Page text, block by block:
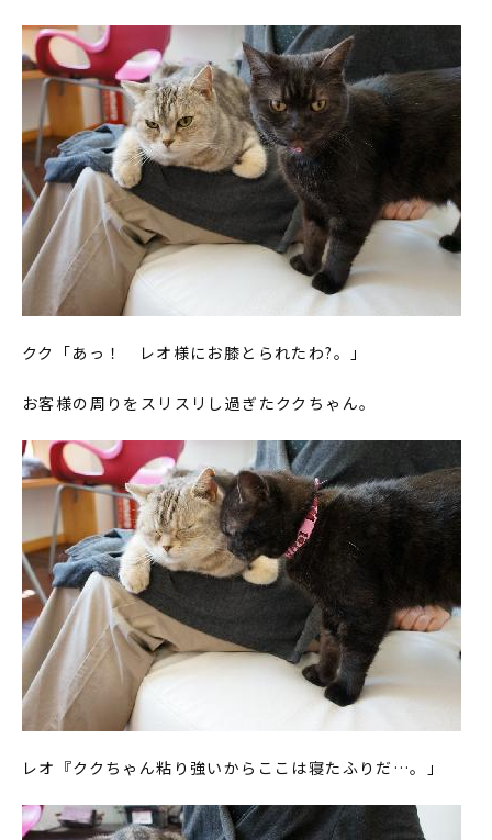
クク「あっ！ レオ様にお膝とられたわ?。」
お客様の周りをスリスリし過ぎたククちゃん。
レオ『ククちゃん粘り強いからここは寝たふりだ…。」